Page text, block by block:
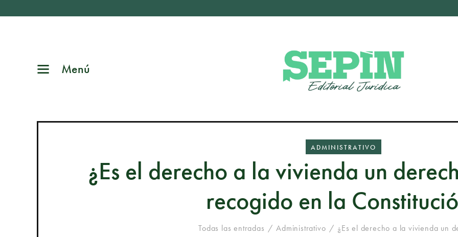
Menú
ADMINISTRATIVO
¿Es el derecho a la vivienda un
recogido en la
Todas las entradas Administrativo ¿Es el derecho a la vivienda un